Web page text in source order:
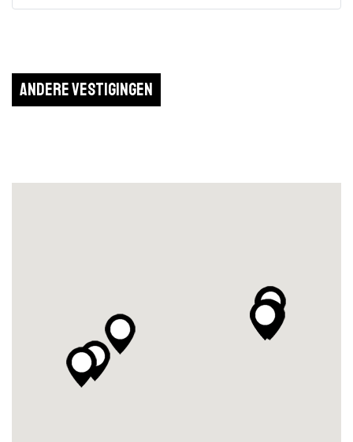
Andere vestigingen